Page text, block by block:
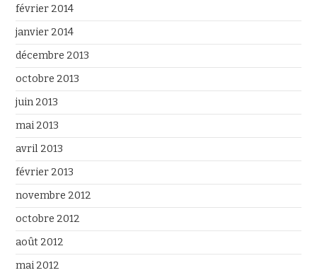
février 2014
janvier 2014
décembre 2013
octobre 2013
juin 2013
mai 2013
avril 2013
février 2013
novembre 2012
octobre 2012
août 2012
mai 2012